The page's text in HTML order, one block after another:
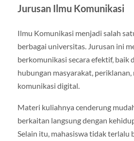
Jurusan Ilmu Komunikasi
Ilmu Komunikasi menjadi salah
berbagai universitas. Jurusan ini
berkomunikasi secara efektif, baik
hubungan masyarakat, periklanan,
komunikasi digital.
Materi kuliahnya cenderung
berkaitan langsung dengan
Selain itu, mahasiswa tidak terlalu